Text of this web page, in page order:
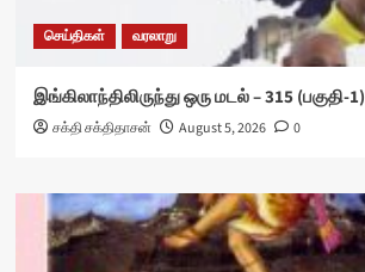
செய்திகள் வரலாறு
இங்கிலாந்திலிருந்து ஒரு மடல் – 315 (பகுதி-1)
சக்தி சக்திதாசன் August 5, 2026 0